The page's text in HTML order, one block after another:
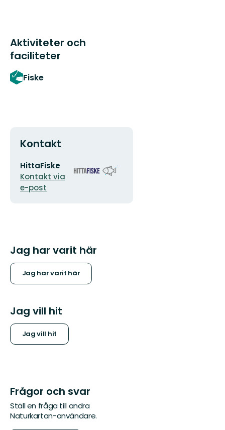
Aktiviteter och
faciliteter
Fiske
Kontakt
E-
postadress
HittaFiske
Kontakt via
e-post
Organisationens
logotyp
Jag har varit här
Jag har varit här
Jag vill hit
Jag vill hit
Frågor och svar
Ställ en fråga till andra
Naturkartan-användare.